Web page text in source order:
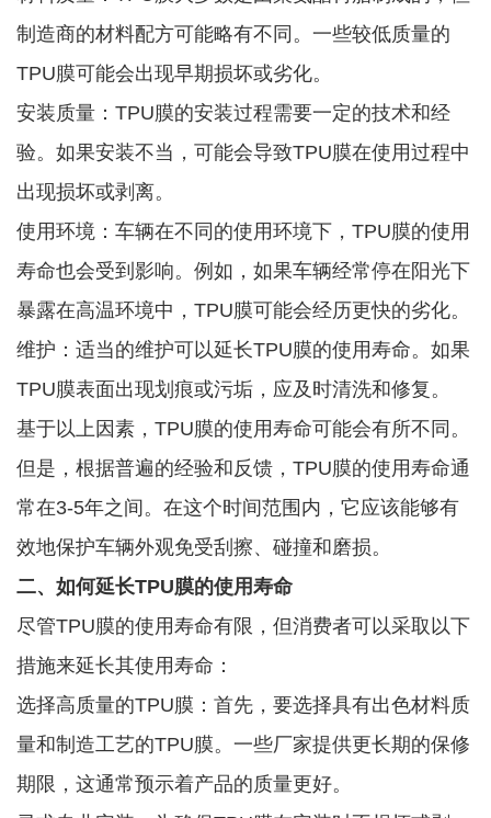
制造商的材料配方可能略有不同。一些较低质量的
TPU膜可能会出现早期损坏或劣化。
安装质量：TPU膜的安装过程需要一定的技术和经
验。如果安装不当，可能会导致TPU膜在使用过程中
出现损坏或剥离。
使用环境：车辆在不同的使用环境下，TPU膜的使用
寿命也会受到影响。例如，如果车辆经常停在阳光下
暴露在高温环境中，TPU膜可能会经历更快的劣化。
维护：适当的维护可以延长TPU膜的使用寿命。如果
TPU膜表面出现划痕或污垢，应及时清洗和修复。
基于以上因素，TPU膜的使用寿命可能会有所不同。
但是，根据普遍的经验和反馈，TPU膜的使用寿命通
常在3-5年之间。在这个时间范围内，它应该能够有
效地保护车辆外观免受刮擦、碰撞和磨损。
二、如何延长TPU膜的使用寿命
尽管TPU膜的使用寿命有限，但消费者可以采取以下
措施来延长其使用寿命：
选择高质量的TPU膜：首先，要选择具有出色材料质
量和制造工艺的TPU膜。一些厂家提供更长期的保修
期限，这通常预示着产品的质量更好。